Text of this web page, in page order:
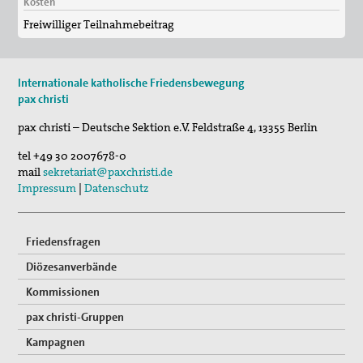
Texte zum Thema Spiritualität
Friedensgebet zum Internationalen Tag der
Mitmachen
Spenden
Mitglied werden
Suche
Freiwilliger Teilnahmebeitrag
Internationale katholische Friedensbewegung
pax christi
pax christi – Deutsche Sektion e.V.Feldstraße 4,13355 Berlin
tel+49 30 2007678-0
mailsekretariat@paxchristi.de
Impressum |Datenschutz
Friedensfragen
Diözesanverbände
Kommissionen
pax christi-Gruppen
Kampagnen